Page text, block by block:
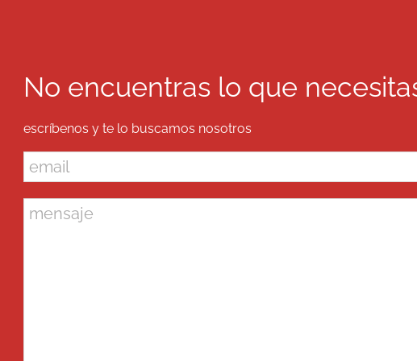
No encuentras lo que
escríbenos y te lo buscamos nosotros